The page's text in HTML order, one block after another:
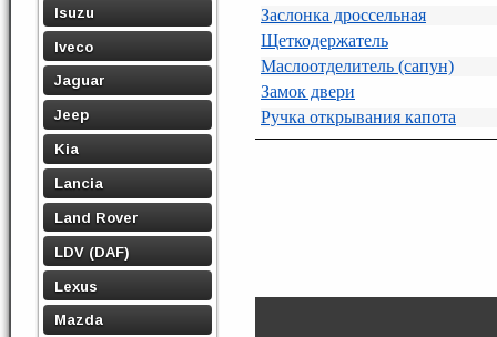
Isuzu
Iveco
Jaguar
Jeep
Kia
Lancia
Land Rover
LDV (DAF)
Lexus
Mazda
Заслонка дроссельная
Щеткодержатель
Маслоотделитель (сапун)
Замок двери
Ручка открывания капота